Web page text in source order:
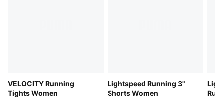
VELOCITY Running
Tights Women
Lightspeed Running 3"
Shorts Women